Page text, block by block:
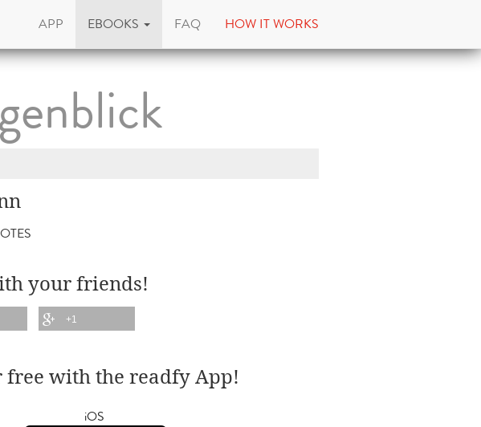
APP EBOOKS FAQ HOW IT WORKS
your friends!
+1
free with the readfy App!
iOS